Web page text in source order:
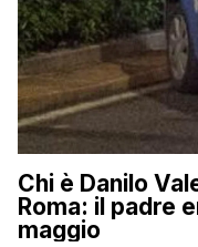
Chi è Danilo
Roma: il padre
maggio